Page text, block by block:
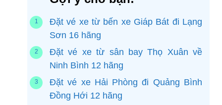
Đặt vé xe từ bến xe Giáp Bát đi Lạng
Sơn 16 hãng
Đặt vé xe từ sân bay Thọ Xuân về
Ninh Bình 12 hãng
Đặt vé xe Hải Phòng đi Quảng Bình
Đồng Hới 12 hãng